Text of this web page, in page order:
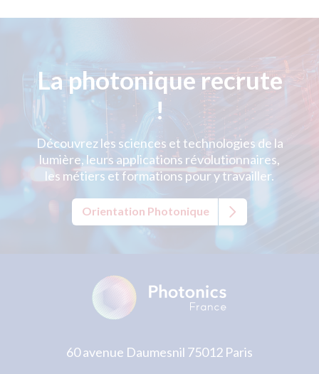
La photonique recrute
!
Découvrez les sciences et technologies de la
lumière, leurs applications révolutionnaires,
les métiers et formations pour y travailler.
Orientation Photonique
60 avenue Daumesnil 75012 Paris